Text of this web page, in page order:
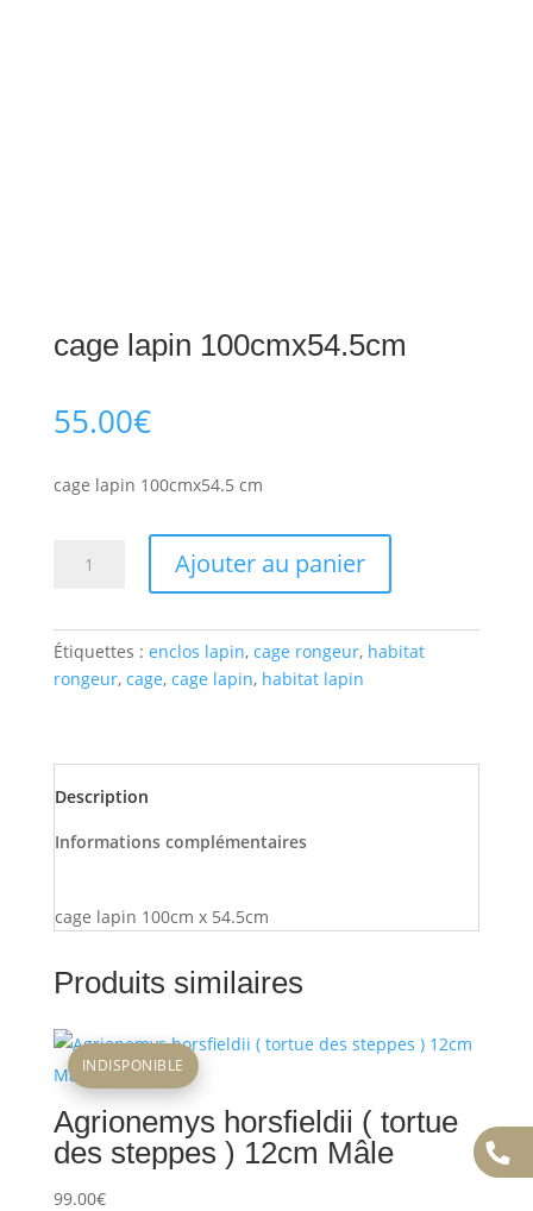
cage lapin 100cmx54.5cm
55.00€
cage lapin 100cmx54.5 cm
lapin
100cmx54.5cm
Ajouter au panier
Étiquettes : enclos lapin, cage rongeur, habitat
rongeur, cage, cage lapin, habitat lapin
Description
Informations complémentaires
cage lapin 100cm x 54.5cm
Produits similaires
Agrionemys horsfieldii ( tortue
des steppes ) 12cm Mâle
99.00€
INDISPONIBLE